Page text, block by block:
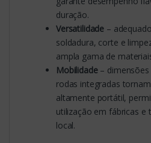
duração.
Versatilidade –
soldadura, corte e
ampla gama de
Mobilidade– dimensões
rodas integradas
altamente portátil,
utilização em fábricas e
local.